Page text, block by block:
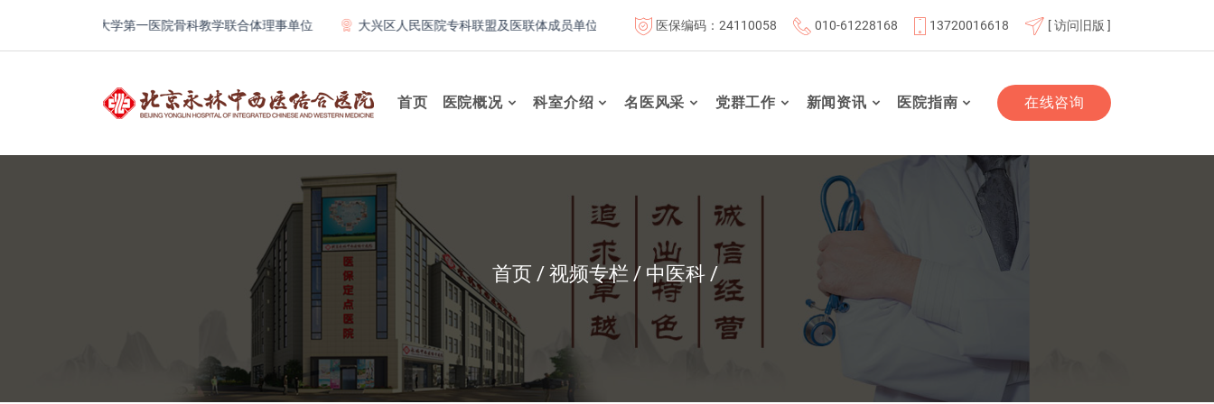
北京大学第一医院骨科教学联合体理事单位 大兴区人民医院专科联盟及医联体成员单位 首都医科大学附属北京康复医院联体成员单位 北京航天总医院联体成员单位
医保编码：24110058 010-61228168 13720016618 [ 访问旧版 ]
首页 医院概况 科室介绍 名医风采 党群工作 新闻资讯 医院指南 在线咨询
首页 视频专栏 中医科